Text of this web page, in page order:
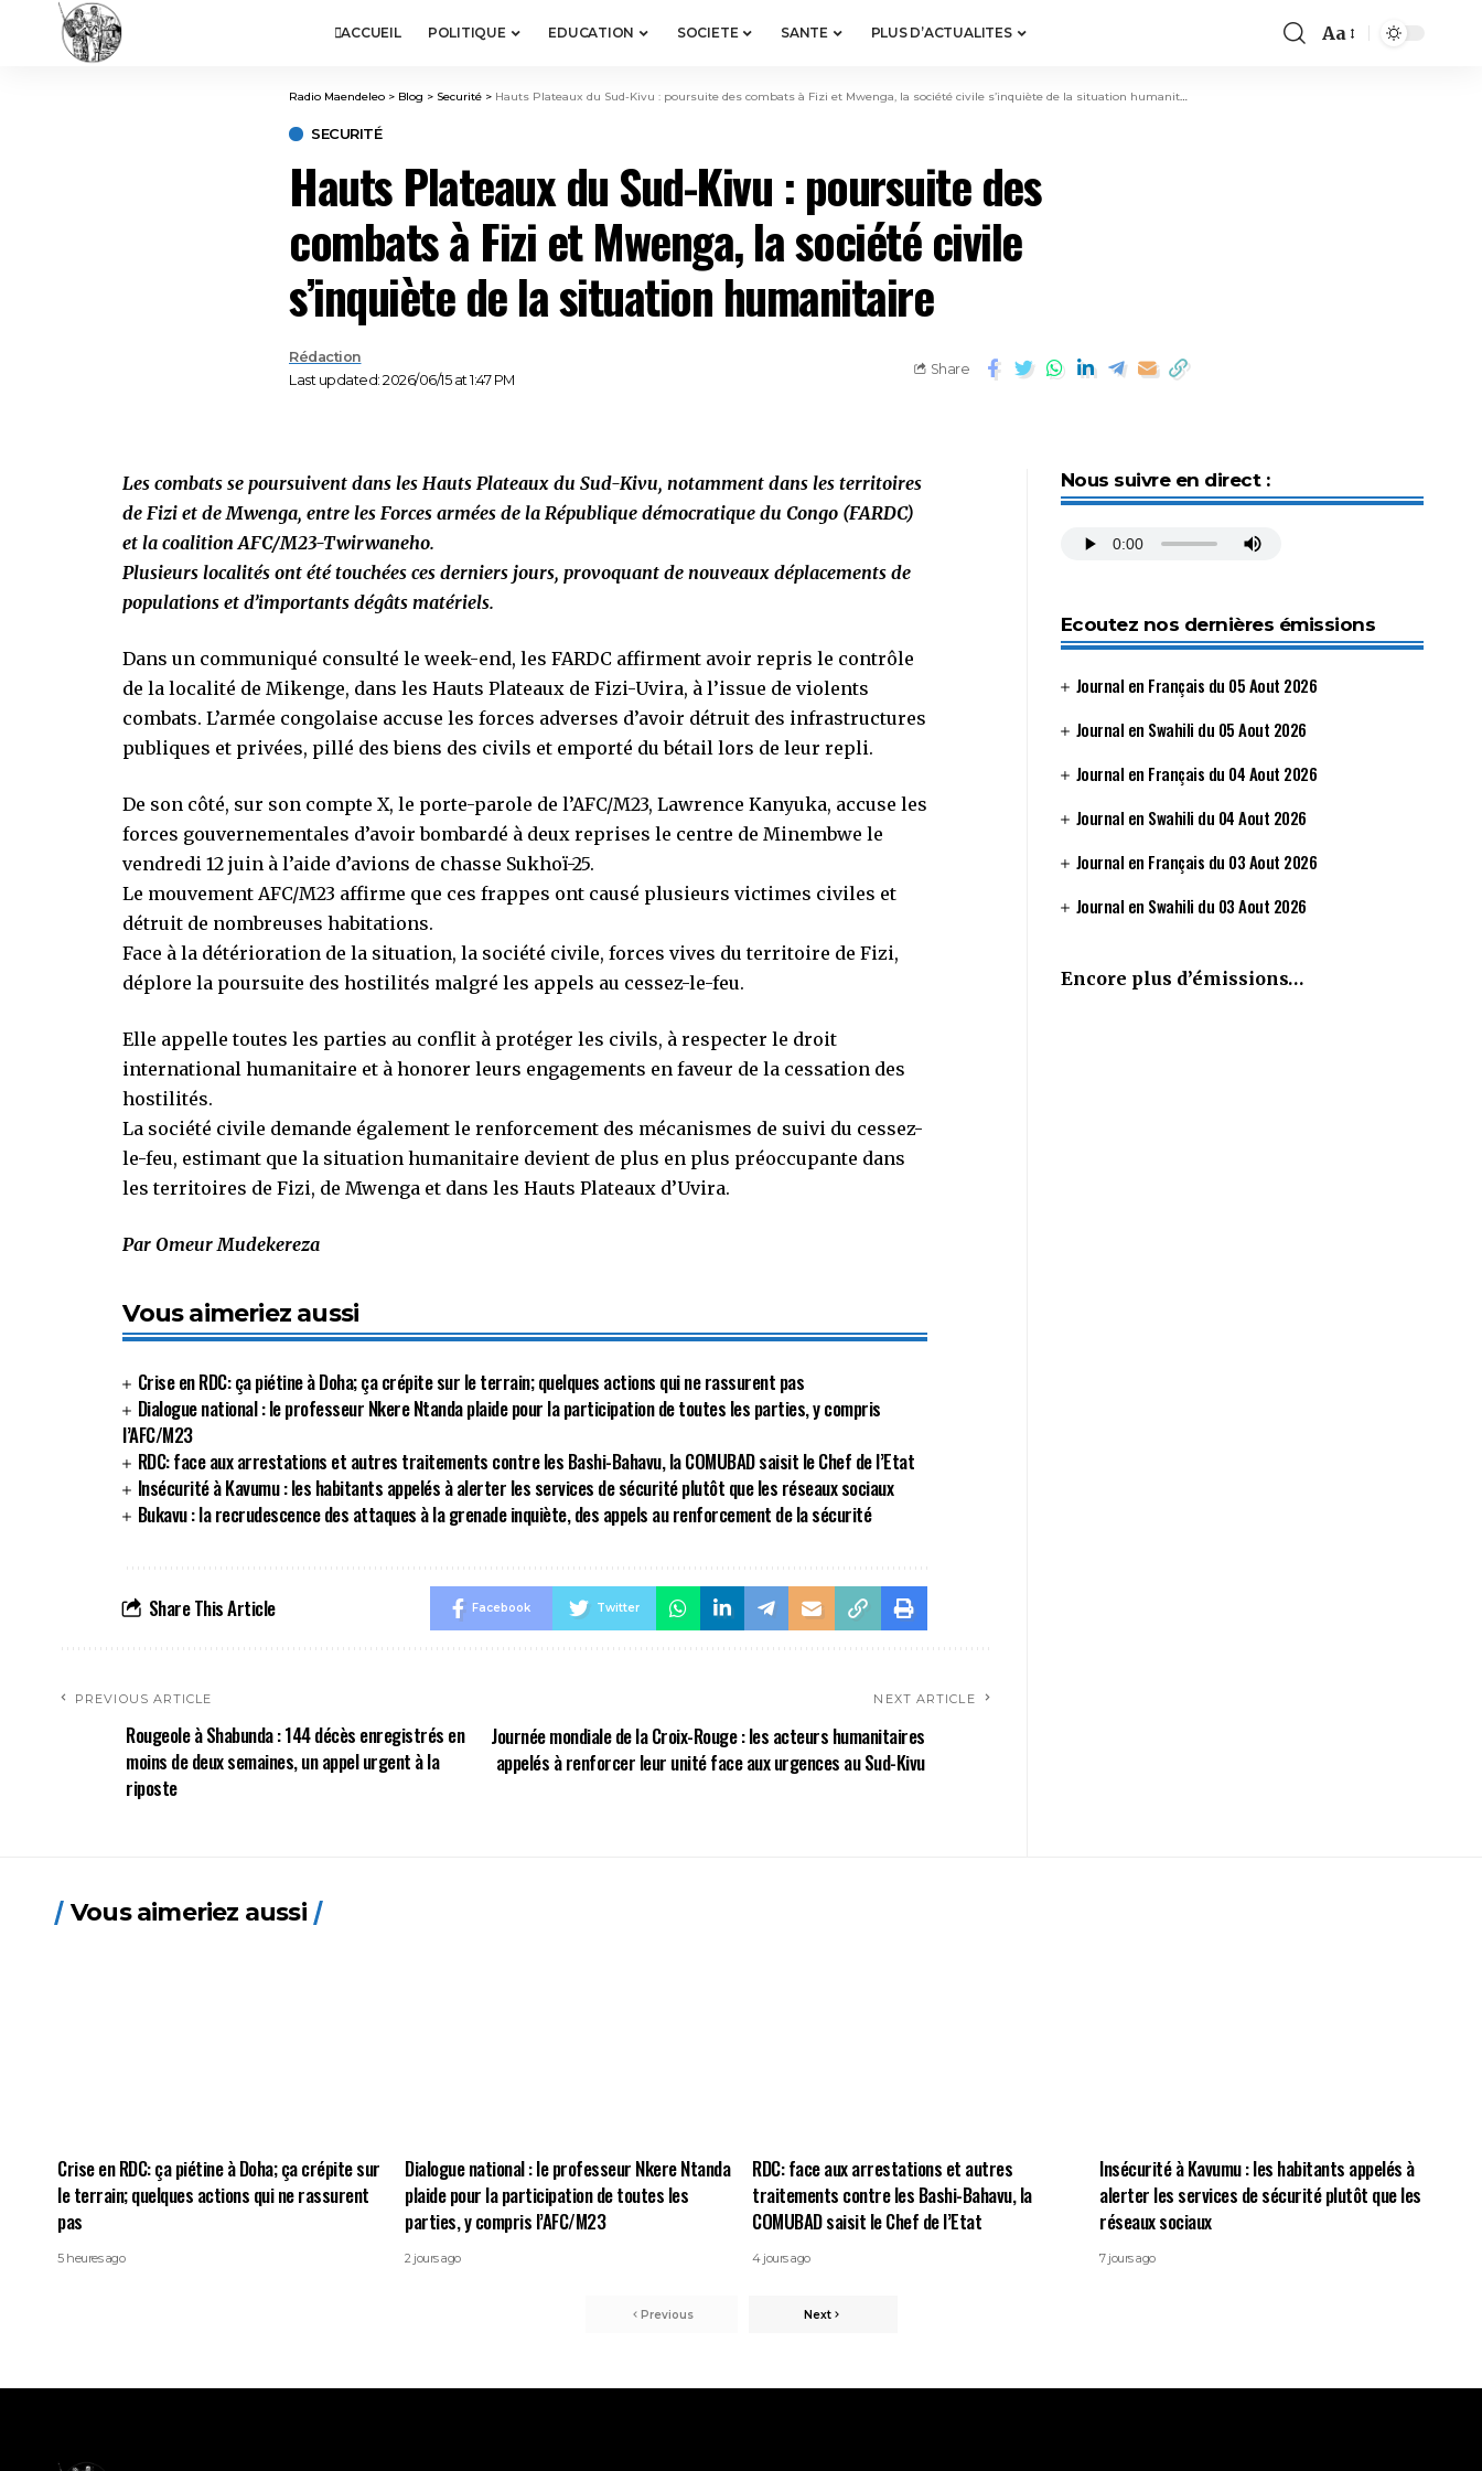
ACCUEIL POLITIQUE EDUCATION SOCIETE SANTE PLUS D’ACTUALITES Aa
Radio Maendeleo > Blog > Securité > Hauts Plateaux du Sud-Kivu : poursuite des combats à Fizi et Mwenga, la société civile s’inquiète de la situation humanitaire
SECURITÉ
Hauts Plateaux du Sud-Kivu : poursuite des
combats à Fizi et Mwenga, la société civile
s’inquiète de la situation humanitaire
Last updated: 2026/06/15 at 1:47 PM
Rédaction
Share
Les combats se poursuivent dans les Hauts Plateaux du Sud-Kivu, notamment dans les territoires
de Fizi et de Mwenga, entre les Forces armées de la République démocratique du Congo (FARDC)
et la coalition AFC/M23-Twirwaneho.
Plusieurs localités ont été touchées ces derniers jours, provoquant de nouveaux déplacements de
populations et d’importants dégâts matériels.
Dans un communiqué consulté le week-end, les FARDC affirment avoir repris le contrôle
de la localité de Mikenge, dans les Hauts Plateaux de Fizi-Uvira, à l’issue de violents
combats. L’armée congolaise accuse les forces adverses d’avoir détruit des infrastructures
publiques et privées, pillé des biens des civils et emporté du bétail lors de leur repli.
De son côté, sur son compte X, le porte-parole de l’AFC/M23, Lawrence Kanyuka, accuse les
forces gouvernementales d’avoir bombardé à deux reprises le centre de Minembwe le
vendredi 12 juin à l’aide d’avions de chasse Sukhoï-25.
Le mouvement AFC/M23 affirme que ces frappes ont causé plusieurs victimes civiles et
détruit de nombreuses habitations.
Face à la détérioration de la situation, la société civile, forces vives du territoire de Fizi,
déplore la poursuite des hostilités malgré les appels au cessez-le-feu.
Elle appelle toutes les parties au conflit à protéger les civils, à respecter le droit
international humanitaire et à honorer leurs engagements en faveur de la cessation des
hostilités.
La société civile demande également le renforcement des mécanismes de suivi du cessez-
le-feu, estimant que la situation humanitaire devient de plus en plus préoccupante dans
les territoires de Fizi, de Mwenga et dans les Hauts Plateaux d’Uvira.
Par Omeur Mudekereza
Vous aimeriez aussi
Crise en RDC: ça piétine à Doha; ça crépite sur le terrain; quelques actions qui ne rassurent pas
Dialogue national : le professeur Nkere Ntanda plaide pour la participation de toutes les parties, y compris
l’AFC/M23
RDC: face aux arrestations et autres traitements contre les Bashi-Bahavu, la COMUBAD saisit le Chef de l’Etat
Insécurité à Kavumu : les habitants appelés à alerter les services de sécurité plutôt que les réseaux sociaux
Bukavu : la recrudescence des attaques à la grenade inquiète, des appels au renforcement de la sécurité
Share This Article Facebook Twitter
PREVIOUS ARTICLE
Rougeole à Shabunda : 144 décès enregistrés en
moins de deux semaines, un appel urgent à la
riposte
NEXT ARTICLE
Journée mondiale de la Croix-Rouge : les acteurs humanitaires
appelés à renforcer leur unité face aux urgences au Sud-Kivu
Nous suivre en direct :
Ecoutez nos dernières émissions
Journal en Français du 05 Aout 2026
Journal en Swahili du 05 Aout 2026
Journal en Français du 04 Aout 2026
Journal en Swahili du 04 Aout 2026
Journal en Français du 03 Aout 2026
Journal en Swahili du 03 Aout 2026
Encore plus d’émissions…
Vous aimeriez aussi
Crise en RDC: ça piétine à Doha; ça crépite sur
le terrain; quelques actions qui ne rassurent
pas
5 heures ago
Dialogue national : le professeur Nkere Ntanda
plaide pour la participation de toutes les
parties, y compris l’AFC/M23
2 jours ago
RDC: face aux arrestations et autres
traitements contre les Bashi-Bahavu, la
COMUBAD saisit le Chef de l’Etat
4 jours ago
Insécurité à Kavumu : les habitants appelés à
alerter les services de sécurité plutôt que les
réseaux sociaux
7 jours ago
Previous Next